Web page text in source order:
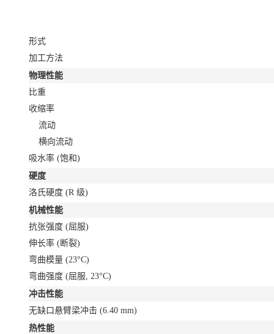
形式
加工方法
物理性能
比重
收缩率
流动
横向流动
吸水率 (饱和)
硬度
洛氏硬度 (R 级)
机械性能
抗张强度 (屈服)
伸长率 (断裂)
弯曲模量 (23°C)
弯曲强度 (屈服, 23°C)
冲击性能
无缺口悬臂梁冲击 (6.40 mm)
热性能